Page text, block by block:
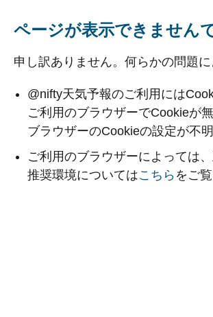
ページが表示できません
申し訳ありません。何らかの問題
@nifty天気予報のご利用には
ご利用のブラウザーでCookieが
ブラウザーのCookieの設定が不
ご利用のブラウザーによっては
推奨環境についてはこちら をご